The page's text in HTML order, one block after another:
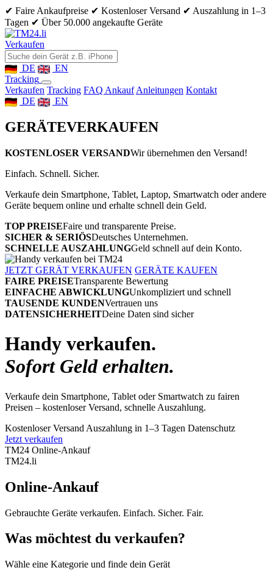
✔ Faire Ankaufpreise ✔ Kostenloser Versand ✔ Auszahlung in 1–3
Tagen ✔ Über 50.000 angekaufte Geräte
Verkaufen
DE
EN
Tracking
Verkaufen Tracking FAQ Ankauf Anleitungen Kontakt
DE
EN
GERÄTEVERKAUFEN
KOSTENLOSER VERSANDWir übernehmen den Versand!
Einfach. Schnell. Sicher.
Verkaufe dein Smartphone, Tablet, Laptop, Smartwatch oder andere
Geräte bequem online und erhalte schnell dein Geld.
TOP PREISEFaire und transparente Preise.
SICHER & SERIÖSDeutsches Unternehmen.
SCHNELLE AUSZAHLUNGGeld schnell auf dein Konto.
JETZT GERÄT VERKAUFEN GERÄTE KAUFEN
FAIRE PREISETransparente Bewertung
EINFACHE ABWICKLUNGUnkompliziert und schnell
TAUSENDE KUNDENVertrauen uns
DATENSICHERHEITDeine Daten sind sicher
Handy verkaufen.
Sofort Geld erhalten.
Verkaufe dein Smartphone, Tablet oder Smartwatch zu fairen
Preisen – kostenloser Versand, schnelle Auszahlung.
Kostenloser Versand Auszahlung in 1–3 Tagen Datenschutz
Jetzt verkaufen
TM24 Online-Ankauf
TM24.li
Online-Ankauf
Gebrauchte Geräte verkaufen. Einfach. Sicher. Fair.
Was möchtest du verkaufen?
Wähle eine Kategorie und finde dein Gerät